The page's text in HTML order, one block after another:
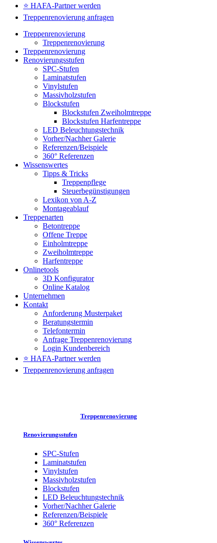
⭐ HAFA-Partner werden
Treppenrenovierung anfragen
Treppenrenovierung
Treppenrenovierung
Treppenrenovierung
Renovierungsstufen
SPC-Stufen
Laminatstufen
Vinylstufen
Massivholzstufen
Blockstufen
Blockstufen Zweiholmtreppe
Blockstufen Harfentreppe
LED Beleuchtungstechnik
Vorher/Nachher Galerie
Referenzen/Beispiele
360° Referenzen
Wissenswertes
Tipps & Tricks
Treppenpflege
Steuerbegünstigungen
Lexikon von A-Z
Montageablauf
Treppenarten
Betontreppe
Offene Treppe
Einholmtreppe
Zweiholmtreppe
Harfentreppe
Onlinetools
3D Konfigurator
Online Katalog
Unternehmen
Kontakt
Anforderung Musterpaket
Beratungstermin
Telefontermin
Anfrage Treppenrenovierung
Login Kundenbereich
⭐ HAFA-Partner werden
Treppenrenovierung anfragen
Treppenrenovierung
Renovierungsstufen
SPC-Stufen
Laminatstufen
Vinylstufen
Massivholzstufen
Blockstufen
LED Beleuchtungstechnik
Vorher/Nachher Galerie
Referenzen/Beispiele
360° Referenzen